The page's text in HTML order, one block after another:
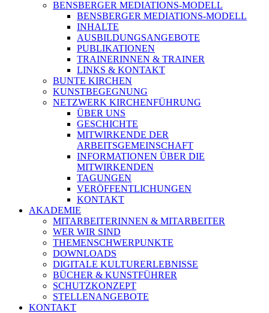
BENSBERGER MEDIATIONS-MODELL
BENSBERGER MEDIATIONS-MODELL
INHALTE
AUSBILDUNGSANGEBOTE
PUBLIKATIONEN
TRAINERINNEN & TRAINER
LINKS & KONTAKT
BUNTE KIRCHEN
KUNSTBEGEGNUNG
NETZWERK KIRCHENFÜHRUNG
ÜBER UNS
GESCHICHTE
MITWIRKENDE DER
ARBEITSGEMEINSCHAFT
INFORMATIONEN ÜBER DIE
MITWIRKENDEN
TAGUNGEN
VERÖFFENTLICHUNGEN
KONTAKT
AKADEMIE
MITARBEITERINNEN & MITARBEITER
WER WIR SIND
THEMENSCHWERPUNKTE
DOWNLOADS
DIGITALE KULTURERLEBNISSE
BÜCHER & KUNSTFÜHRER
SCHUTZKONZEPT
STELLENANGEBOTE
KONTAKT